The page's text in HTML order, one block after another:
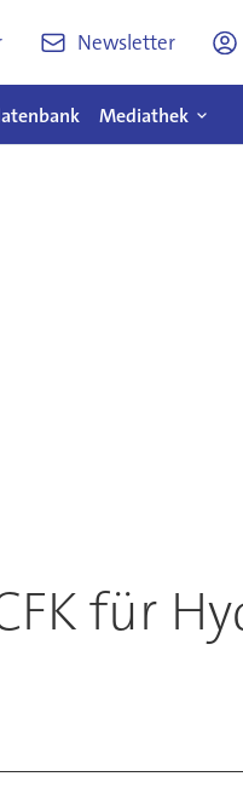
Newsletter
Mediathek
für